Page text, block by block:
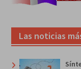
Las noticias